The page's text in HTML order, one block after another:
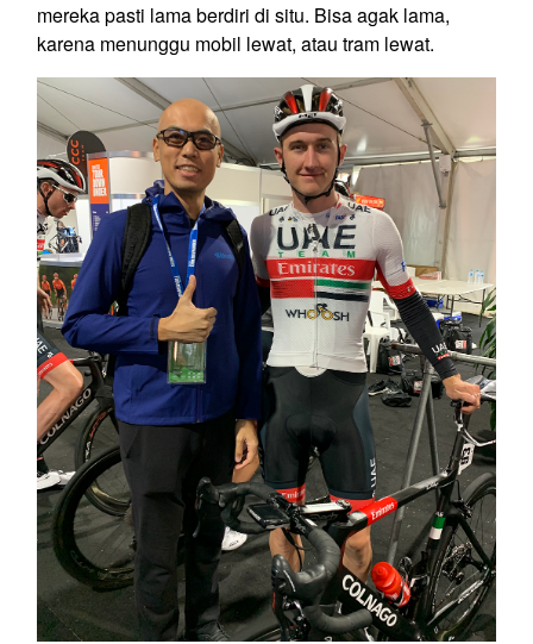
mereka pasti lama berdiri di situ. Bisa agak lama,
karena menunggu mobil lewat, atau tram lewat.